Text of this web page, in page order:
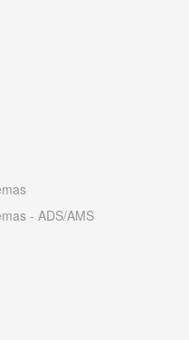
- ADS/AMS